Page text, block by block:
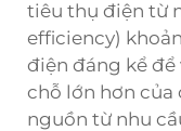
tiêu thụ điện từ
efficiency)
điện đáng kể để
chỗ lớn hơn của
nguồn từ nhu